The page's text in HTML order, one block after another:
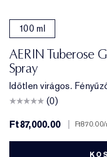
100 ml
AERIN Tuberose
Spray
Időtlen virágos.
(0)
Ft87,000.00
Ft870.00/